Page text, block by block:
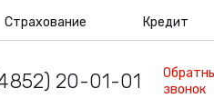
Страхование Кредит
20-01-01
звонок